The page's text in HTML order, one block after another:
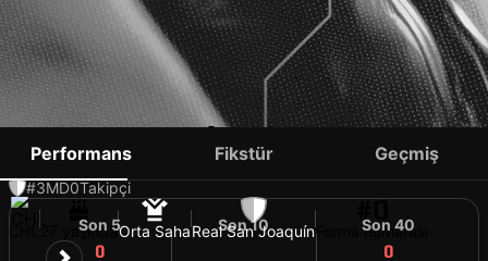
BRYAN FIGUEROA
#3MD0Takipçi
27 yaşındaOrta SahaReal San JoaquínForma numarası
Performans Fikstür Geçmiş
Son 5
0
Son 10 Son 40
0